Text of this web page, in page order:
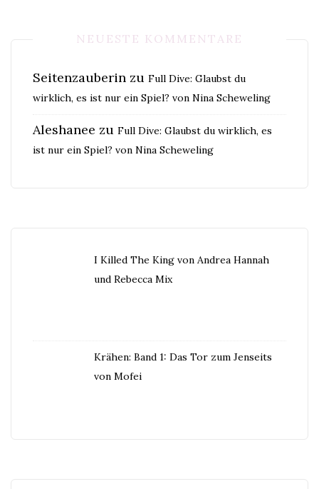
NEUESTE KOMMENTARE
Seitenzauberin zu Full Dive: Glaubst du
wirklich, es ist nur ein Spiel? von Nina Scheweling
Aleshanee zu Full Dive: Glaubst du wirklich, es
ist nur ein Spiel? von Nina Scheweling
I Killed The King von Andrea Hannah
und Rebecca Mix
Krähen: Band 1: Das Tor zum Jenseits
von Mofei